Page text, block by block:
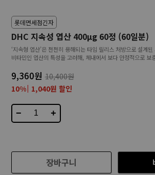
롯데면세점긴자
DHC 지속성 엽산 400μg 60정 (60일분)
‘지속형 엽산’은 천천히 용해되는 타임 릴리스 처방으로 설계
비타민인 엽산의 특성을 고려해, 체내에서 보다 안정적으로 보
9,360원 10,400원
10% 1,040원 할인
− +
장바구니